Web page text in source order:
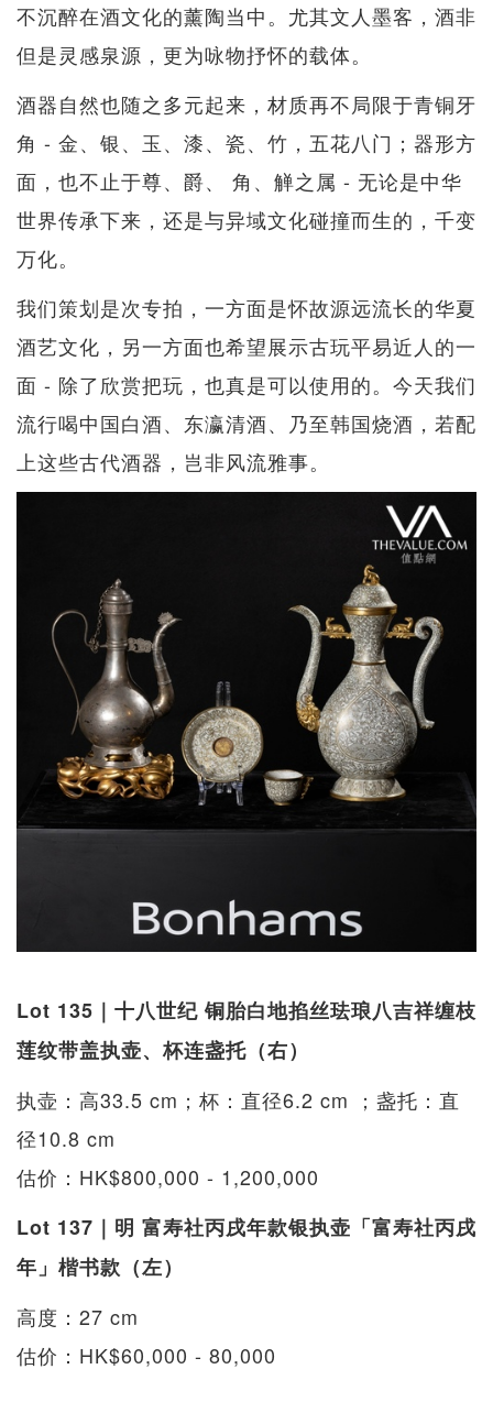
不沉醉在酒文化的薰陶当中。尤其文人墨客，酒非
但是灵感泉源，更为咏物抒怀的载体。
酒器自然也随之多元起来，材质再不局限于青铜牙
角 - 金、银、玉、漆、瓷、竹，五花八门；器形方
面，也不止于尊、爵、 角、觯之属 - 无论是中华
世界传承下来，还是与异域文化碰撞而生的，千变
万化。
我们策划是次专拍，一方面是怀故源远流长的华夏
酒艺文化，另一方面也希望展示古玩平易近人的一
面 - 除了欣赏把玩，也真是可以使用的。今天我们
流行喝中国白酒、东瀛清酒、乃至韩国烧酒，若配
上这些古代酒器，岂非风流雅事。
Lot 135｜十八世纪 铜胎白地掐丝珐琅八吉祥缠枝
莲纹带盖执壶、杯连盏托（右）
执壶：高33.5 cm；杯：直径6.2 cm ；盏托：直
径10.8 cm
估价：HK$800,000 - 1,200,000
Lot 137｜明 富寿社丙戌年款银执壶「富寿社丙戌
年」楷书款（左）
高度：27 cm
估价：HK$60,000 - 80,000